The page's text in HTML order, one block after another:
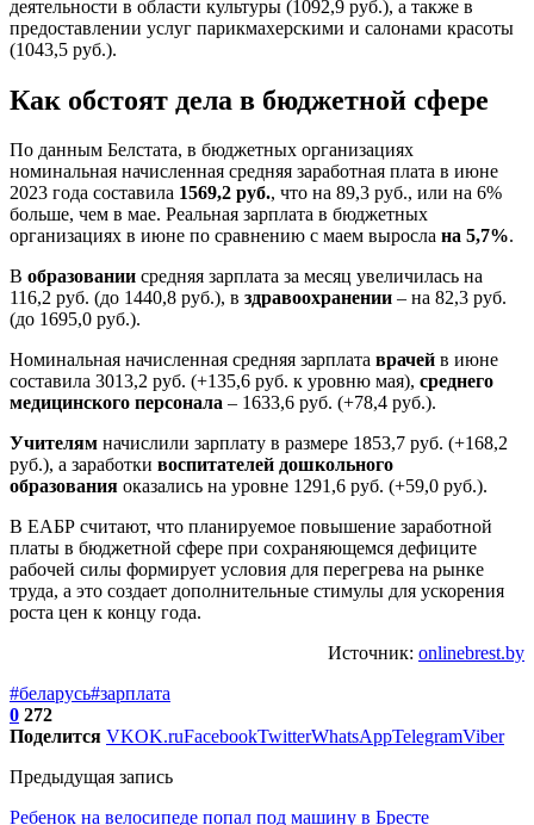
деятельности в области культуры (1092,9 руб.), а также в
предоставлении услуг парикмахерскими и салонами красоты
(1043,5 руб.).
Как обстоят дела в бюджетной сфере
По данным Белстата, в бюджетных организациях
номинальная начисленная средняя заработная плата в июне
2023 года составила 1569,2 руб., что на 89,3 руб., или на 6%
больше, чем в мае. Реальная зарплата в бюджетных
организациях в июне по сравнению с маем выросла на 5,7%.
В образовании средняя зарплата за месяц увеличилась на
116,2 руб. (до 1440,8 руб.), в здравоохранении – на 82,3 руб.
(до 1695,0 руб.).
Номинальная начисленная средняя зарплата врачей в июне
составила 3013,2 руб. (+135,6 руб. к уровню мая), среднего
медицинского персонала – 1633,6 руб. (+78,4 руб.).
Учителям начислили зарплату в размере 1853,7 руб. (+168,2
руб.), а заработки воспитателей дошкольного
образования оказались на уровне 1291,6 руб. (+59,0 руб.).
В ЕАБР считают, что планируемое повышение заработной
платы в бюджетной сфере при сохраняющемся дефиците
рабочей силы формирует условия для перегрева на рынке
труда, а это создает дополнительные стимулы для ускорения
роста цен к концу года.
Источник: onlinebrest.by
#беларусь#зарплата
0 272
Поделится VKOK.ruFacebookTwitterWhatsAppTelegramViber
Предыдущая запись
Ребенок на велосипеде попал под машину в Бресте